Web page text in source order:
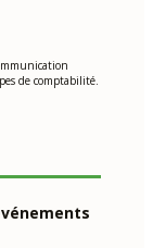
de comptabilité.